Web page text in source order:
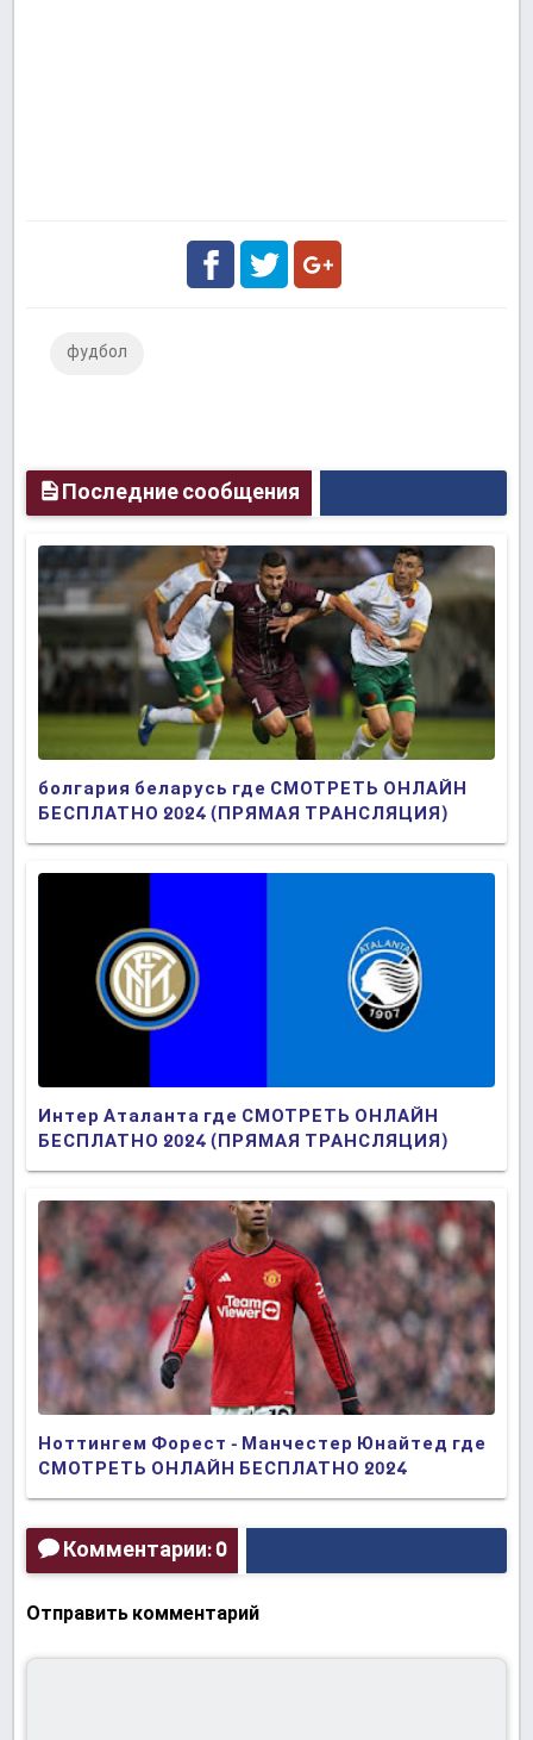
фудбол
Последние сообщения
болгария беларусь где СМОТРЕТЬ ОНЛАЙН
БЕСПЛАТНО 2024 (ПРЯМАЯ ТРАНСЛЯЦИЯ)
Интер Аталанта где СМОТРЕТЬ ОНЛАЙН
БЕСПЛАТНО 2024 (ПРЯМАЯ ТРАНСЛЯЦИЯ)
Ноттингем Форест - Манчестер Юнайтед где
СМОТРЕТЬ ОНЛАЙН БЕСПЛАТНО 2024
(ПРЯМАЯ ТРАНСЛЯЦИЯ)
Комментарии: 0
Отправить комментарий